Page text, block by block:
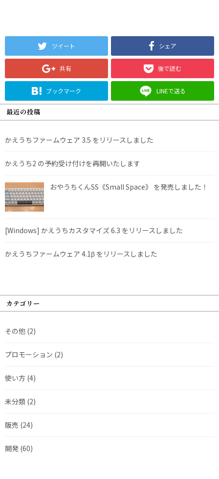
ツイート シェア
共有 後で読む
ブックマーク LINEで送る
最近の投稿
かえうちファームウェア 3.5 をリリースしました
かえうち2 の予約受け付けを再開いたします
おやうちくんSS《Small Space》 を発売しました！
[Windows] かえうちカスタマイズ 6.3 をリリースしました
かえうちファームウェア 4.1β をリリースしました
カテゴリー
その他 (2)
プロモーション (2)
使い方 (4)
未分類 (2)
販売 (24)
開発 (60)